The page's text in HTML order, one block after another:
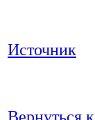
Источник
Вернуться